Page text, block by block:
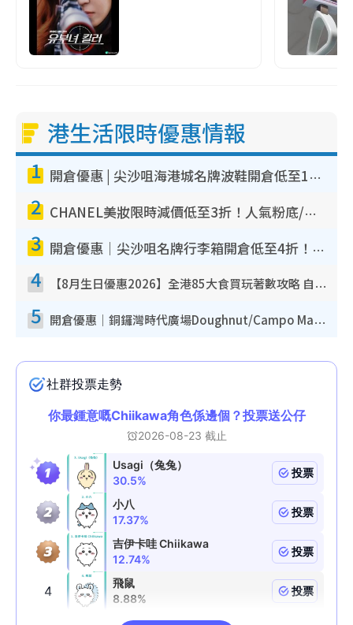
港生活限時優惠情報
1 開倉優惠 | 尖沙咀海港城名牌波鞋開倉低至1折！On鞋$899起／Joy&Peace鞋履$98起
2 CHANEL美妝限時減價低至3折！人氣粉底/唇膏/精華液低至$275！COCO香水都有平
3 開倉優惠｜尖沙咀名牌行李箱開倉低至4折！一連5日 American Tourister/ace./Hallmark $200起！
4 【8月生日優惠2026】全港85大食買玩著數攻略 自助餐/火鍋放題同行免費＋誠品/DONKI送現金券
5 開倉優惠｜銅鑼灣時代廣場Doughnut/Campo Marzio開倉低至1折！背囊、書包、手袋劈價$200起